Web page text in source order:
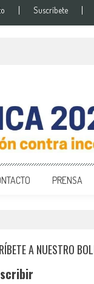
Suscríbete
PRENSA
A NUESTRO